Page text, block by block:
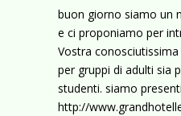
buon giorno siamo un
e ci proponiamo per
Vostra
per gruppi di adulti sia
studenti. siamo
http://